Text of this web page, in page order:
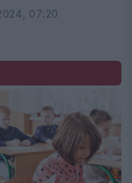
07:20